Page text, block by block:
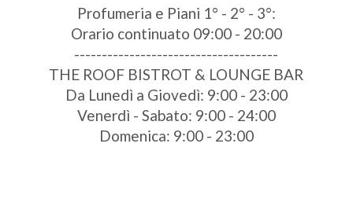
Profumeria e Piani 1° - 2° - 3°:
Orario continuato 09:00 - 20:00
-------------------------------------
THE ROOF BISTROT & LOUNGE BAR
Da Lunedì a Giovedì: 9:00 - 23:00
Venerdì - Sabato: 9:00 - 24:00
Domenica: 9:00 - 23:00